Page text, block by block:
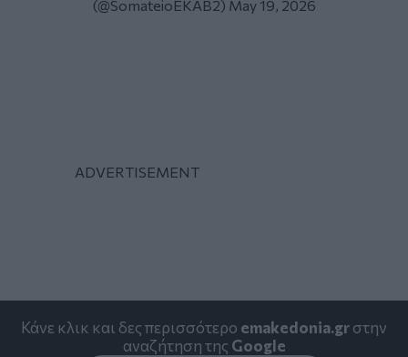
(@SomateioEKAB2) May 19, 2026
Κάνε κλικ και δες περισσότερο emakedonia.grστην
αναζήτηση της Google